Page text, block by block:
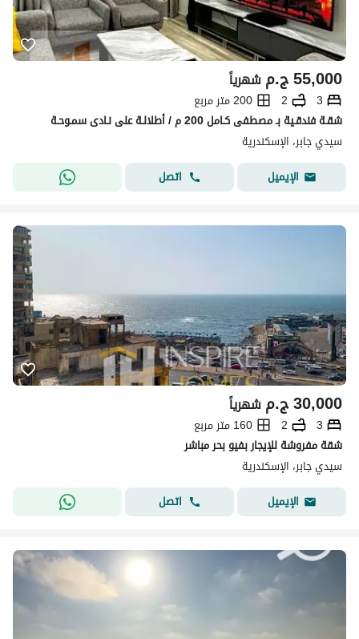
ج.م55,000 شهرياً
3
2
200 متر مربع
شقـة فندقـية بـ مصطفى كـامل 200 م / أطلالـة على نـادى سمـوحـة
سيدي جابر، الإسكندرية
الإيميل
اتصل
ج.م30,000 شهرياً
3
2
160 متر مربع
شقة مفروشة للإيجار بفيو بحر مباشر
سيدي جابر، الإسكندرية
الإيميل
اتصل